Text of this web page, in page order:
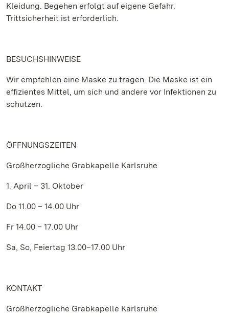
Kleidung. Begehen erfolgt auf eigene Gefahr.
Trittsicherheit ist erforderlich.
BESUCHSHINWEISE
Wir empfehlen eine Maske zu tragen. Die Maske ist ein
effizientes Mittel, um sich und andere vor Infektionen zu
schützen.
ÖFFNUNGSZEITEN
Großherzogliche Grabkapelle Karlsruhe
1. April – 31. Oktober
Do 11.00 – 14.00 Uhr
Fr 14.00 – 17.00 Uhr
Sa, So, Feiertag 13.00–17.00 Uhr
KONTAKT
Großherzogliche Grabkapelle Karlsruhe